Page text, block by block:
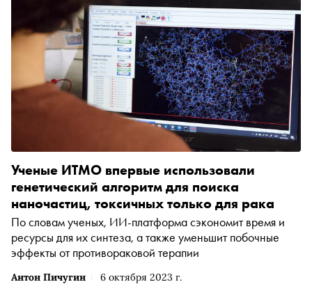
Антон Пичугин 6 октября 2023 г.
Ученые ИТМО впервые использовали
генетический алгоритм для поиска
наночастиц, токсичных только для рака
По словам ученых, ИИ-платформа сэкономит время и
ресурсы для их синтеза, а также уменьшит побочные
эффекты от противораковой терапии